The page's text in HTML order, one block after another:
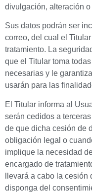
divulgación, alteración
Sus datos podrán ser
correo, del cual el
tratamiento. La
que el Titular toma
necesarias y le
usarán para las
El Titular informa al
serán cedidos a
de que dicha cesión de
obligación legal o
implique la necesidad
encargado de
llevará a cabo la
disponga del